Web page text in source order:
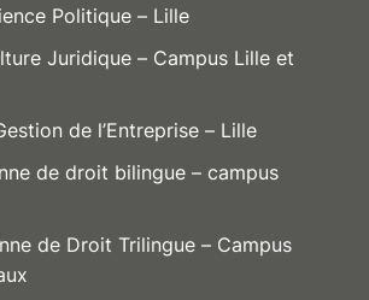
Politique – Lille
Juridique – Campus Lille et
de l’Entreprise – Lille
de droit bilingue – campus
de Droit Trilingue – Campus